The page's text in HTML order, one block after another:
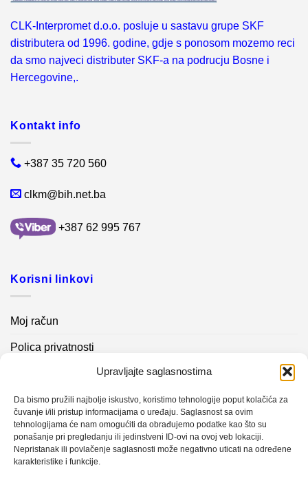
Upravljajte saglasnostima
Da bismo pružili najbolje iskustvo, koristimo tehnologije poput kolačića za
čuvanje i/ili pristup informacijama o uređaju. Saglasnost sa ovim
tehnologijama će nam omogućiti da obrađujemo podatke kao što su
ponašanje pri pregledanju ili jedinstveni ID-ovi na ovoj veb lokaciji.
Nepristanak ili povlačenje saglasnosti može negativno uticati na određene
karakteristike i funkcije.
CLK-Interpromet d.o.o. posluje u sastavu grupe SKF
distributera od 1996. godine, gdje s ponosom mozemo reci
da smo najveci distributer SKF-a na podrucju Bosne i
Hercegovine,.
Kontakt info
+387 35 720 560
clkm@bih.net.ba
+387 62 995 767
Korisni linkovi
Moj račun
Polica privatnosti
Kontakt info
Novosti